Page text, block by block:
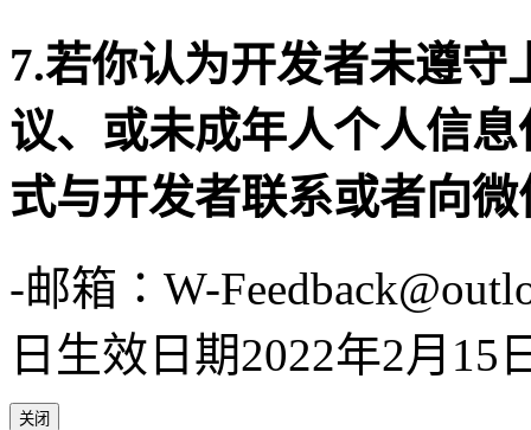
7.若你认为开发者未遵
议、或未成年人个人信
式与开发者联系或者向
-邮箱∶W-
日生效日期2022年2月15
关闭